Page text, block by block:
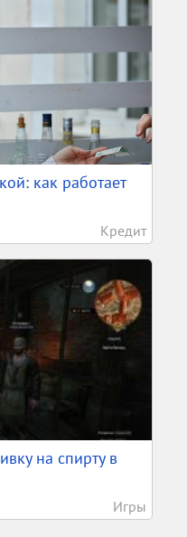
как работает
Кредит
на спирту в
Игры